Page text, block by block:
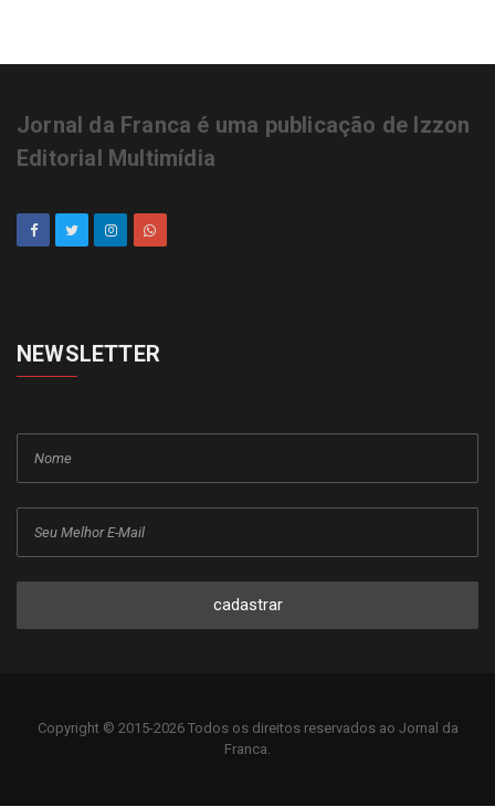
Jornal da Franca é uma publicação de Izzon
Editorial Multimídia
NEWSLETTER
cadastrar
Copyright © 2015-2026 Todos os direitos reservados ao Jornal da
Franca.